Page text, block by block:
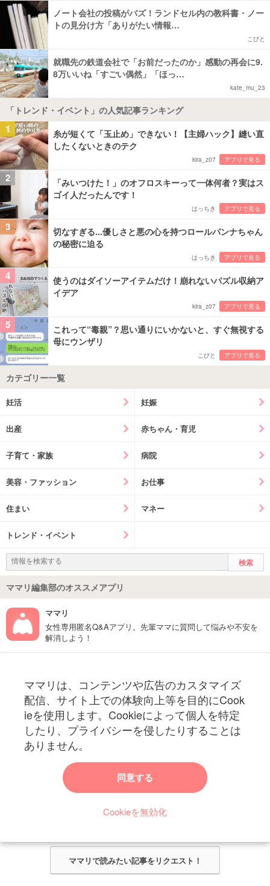
ノート会社の投稿がバズ！ランドセル内の教科書・ノー
トの見分け方「ありがたい情報…
こびと
就職先の鉄道会社で「お前だったのか」感動の再会に9.
8万いいね「すごい偶然」「ほっ…
kate_mu_23
「トレンド・イベント」の人気記事ランキング
1
糸が短くて「玉止め」できない！【主婦ハック】縫い直
したくないときのテク
kira_z07 アプリで見る
2
「みいつけた！」のオフロスキーって一体何者？実はス
ゴイ人だったんです！
はっちき アプリで見る
3
切なすぎる...優しさと悪の心を持つロールパンナちゃん
の秘密に迫る
はっちき アプリで見る
4
使うのはダイソーアイテムだけ！崩れないパズル収納ア
イデア
kira_z07 アプリで見る
5
これって“毒親”？思い通りにいかないと、すぐ無視する
母にウンザリ
こびと アプリで見る
カテゴリー一覧
妊活 妊娠
出産 赤ちゃん・育児
子育て・家族 病院
美容・ファッション お仕事
住まい マネー
トレンド・イベント
ママリ編集部のオススメアプリ
ママリ
女性専用匿名Q&Aアプリ。先輩ママに質問して悩みや不安を
解消しよう！
ママリは、コンテンツや広告のカスタマイズ
配信、サイト上での体験向上等を目的にCook
ieを使用します。Cookieによって個人を特定
したり、プライバシーを侵したりすることは
ありません。
同意する
Cookieを無効化
妊娠〜子育て中のお役立ち情報を配信中
ママリからのお知らせ
今ママリで読みたい記事は何ですか？
ママリ編集部がみなさんのご意見をもとに記事を作成させていただきま
ママリで読みたい記事をリクエスト！